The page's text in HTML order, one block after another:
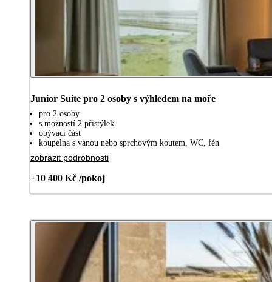
Junior Suite pro 2 osoby s výhledem na moře
pro 2 osoby
s možností 2 přistýlek
obývací část
koupelna s vanou nebo sprchovým koutem, WC, fén
zobrazit podrobnosti
+10 400 Kč /pokoj